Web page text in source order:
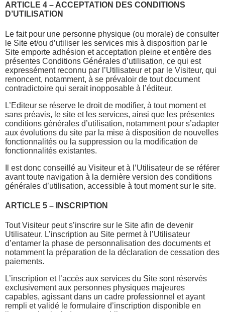
ARTICLE 4 – ACCEPTATION DES CONDITIONS
D’UTILISATION
Le fait pour une personne physique (ou morale) de consulter
le Site et/ou d’utiliser les services mis à disposition par le
Site emporte adhésion et acceptation pleine et entière des
présentes Conditions Générales d’utilisation, ce qui est
expressément reconnu par l’Utilisateur et par le Visiteur, qui
renoncent, notamment, à se prévaloir de tout document
contradictoire qui serait inopposable à l’éditeur.
L’Editeur se réserve le droit de modifier, à tout moment et
sans préavis, le site et les services, ainsi que les présentes
conditions générales d’utilisation, notamment pour s’adapter
aux évolutions du site par la mise à disposition de nouvelles
fonctionnalités ou la suppression ou la modification de
fonctionnalités existantes.
Il est donc conseillé au Visiteur et à l’Utilisateur de se référer
avant toute navigation à la dernière version des conditions
générales d’utilisation, accessible à tout moment sur le site.
ARTICLE 5 – INSCRIPTION
Tout Visiteur peut s’inscrire sur le Site afin de devenir
Utilisateur. L’inscription au Site permet à l’Utilisateur
d’entamer la phase de personnalisation des documents et
notamment la préparation de la déclaration de cessation des
paiements.
L’inscription et l’accès aux services du Site sont réservés
exclusivement aux personnes physiques majeures
capables, agissant dans un cadre professionnel et ayant
rempli et validé le formulaire d’inscription disponible en